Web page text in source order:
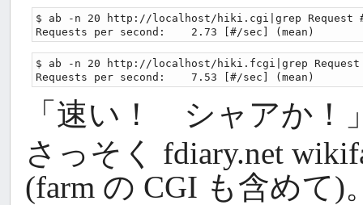
$ ab -n 20 http://localhost/hiki.cgi|grep Request #
$ ab -n 20 http://localhost/hiki.fcgi|grep Request
「速い！ シャアか！
さっそく fdiary.net
(farm の CGI も含めて)